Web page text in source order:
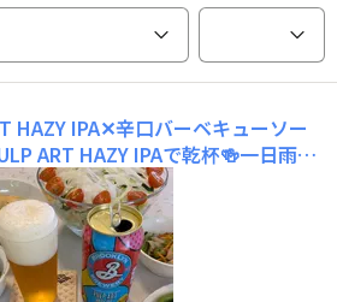
HAZY IPA✕辛口バーベキューソー
ART HAZY IPAで乾杯🍻一日雨降
お籠り冷蔵庫の整理も兼ねてあるも
ソーセージ、油揚げの炊いたの、サ
ウ、かぼちゃの煮物とナスとピーマ
炊いたのそして野菜炒めの残りとと
&n